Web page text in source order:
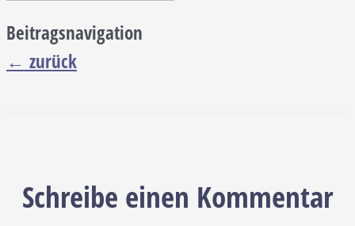
Beitragsnavigation
← zurück
Schreibe einen Kommentar